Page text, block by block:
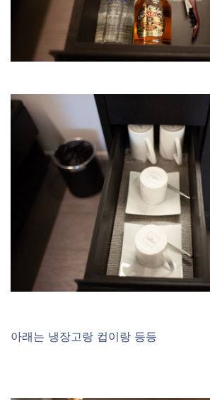
아래는 냉장고랑 컵이랑 등등